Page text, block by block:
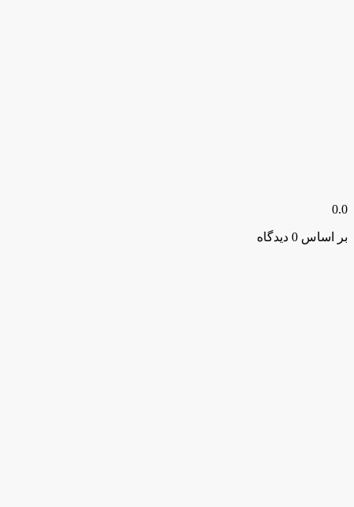
0.0
بر اساس 0 دیدگاه